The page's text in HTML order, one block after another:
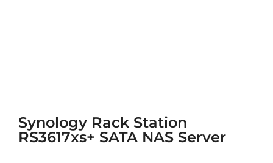
Synology Rack Station
RS3617xs+ SATA NAS Server